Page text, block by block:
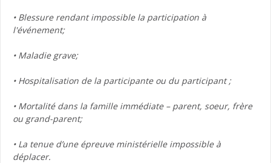
• Blessure rendant impossible la participation à
l'événement;
• Maladie grave;
• Hospitalisation de la participante ou du participant ;
• Mortalité dans la famille immédiate – parent, soeur, frère
ou grand-parent;
• La tenue d’une épreuve ministérielle impossible à
déplacer.